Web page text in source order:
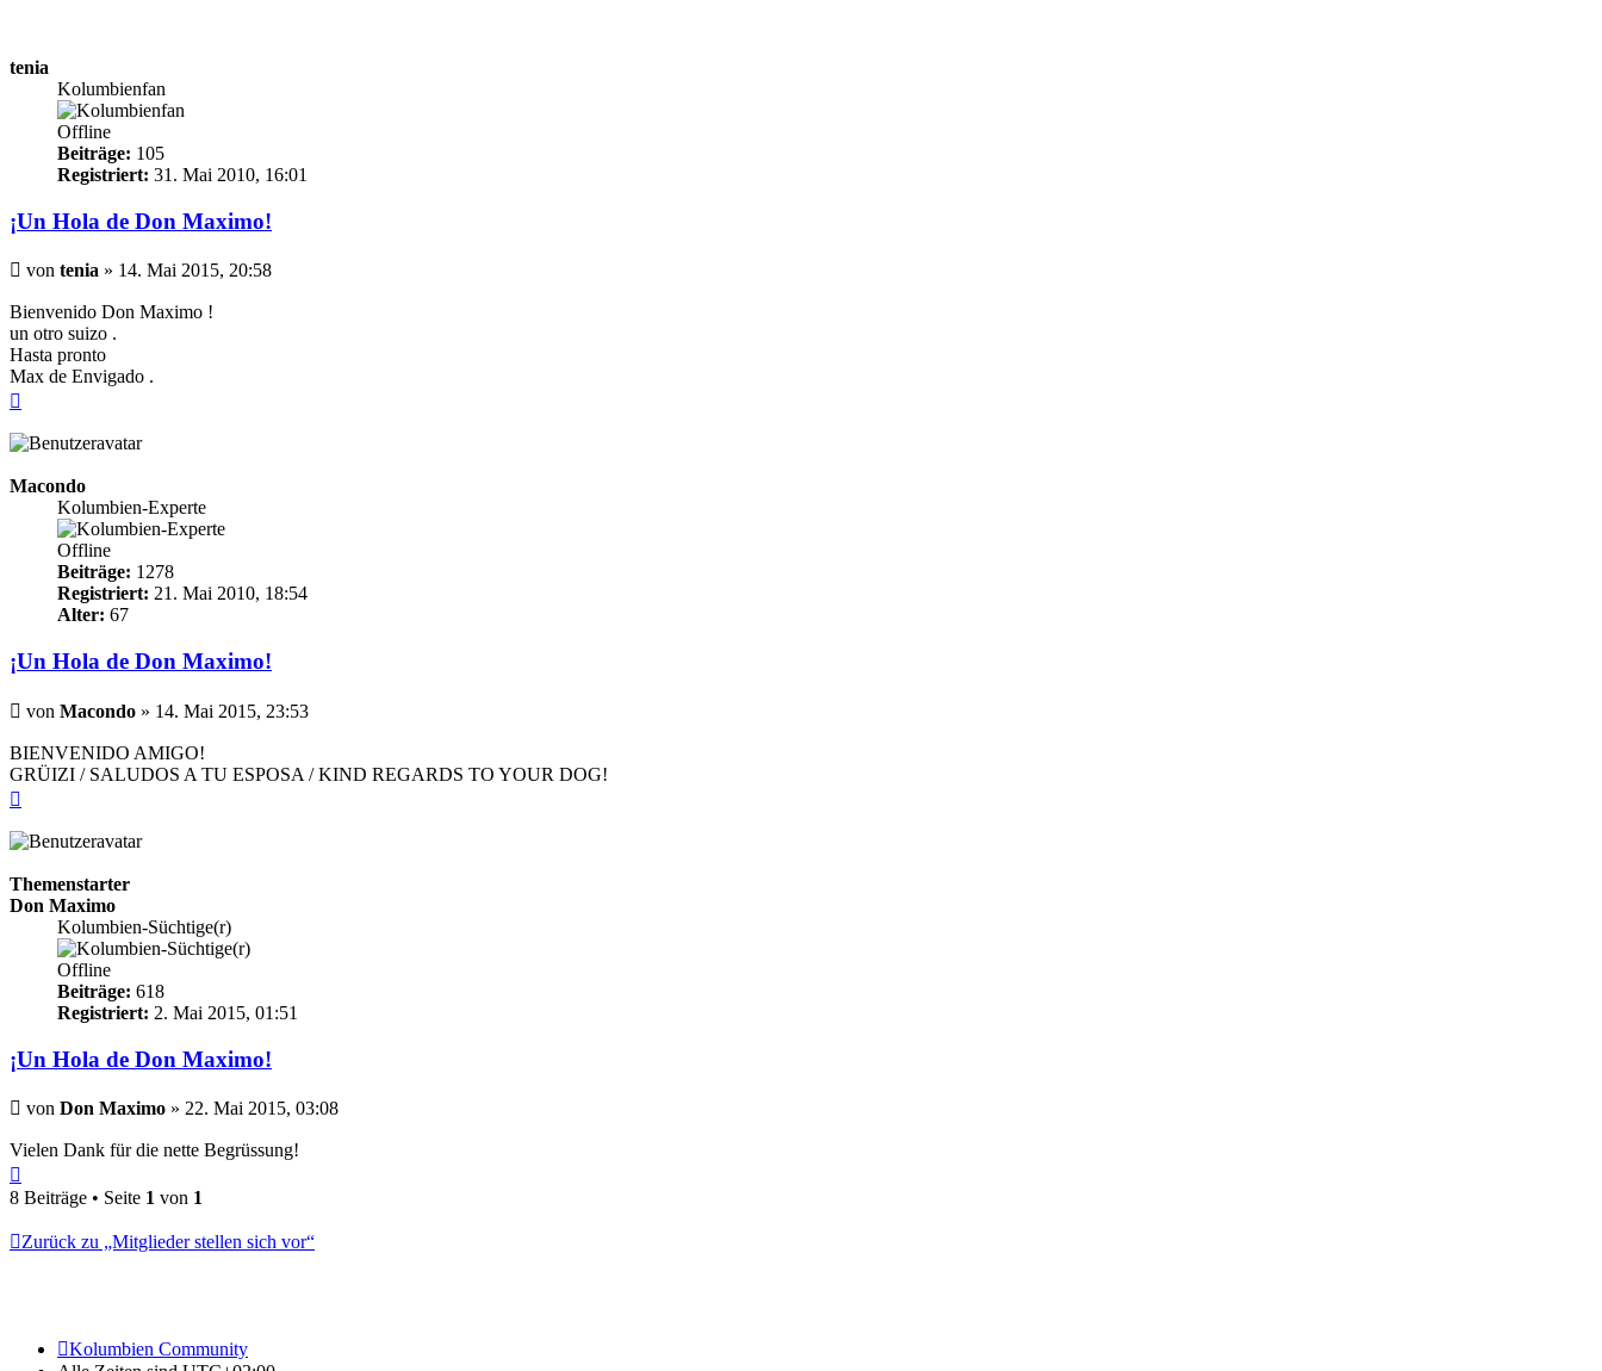
tenia
Kolumbienfan
Offline
Beiträge: 105
Registriert: 31. Mai 2010, 16:01
¡Un Hola de Don Maximo!
Beitrag
von tenia » 14. Mai 2015, 20:58
Bienvenido Don Maximo !
un otro suizo .
Hasta pronto
Max de Envigado .
Macondo
Kolumbien-Experte
Offline
Beiträge: 1278
Registriert: 21. Mai 2010, 18:54
Alter: 67
¡Un Hola de Don Maximo!
Beitrag
von Macondo » 14. Mai 2015, 23:53
BIENVENIDO AMIGO!
GRÜIZI / SALUDOS A TU ESPOSA / KIND REGARDS TO YOUR DOG!
Themenstarter
Don Maximo
Kolumbien-Süchtige(r)
Offline
Beiträge: 618
Registriert: 2. Mai 2015, 01:51
¡Un Hola de Don Maximo!
Beitrag
von Don Maximo » 22. Mai 2015, 03:08
Vielen Dank für die nette Begrüssung!
oben
8 Beiträge • Seite 1 von 1
Zurück zu „Mitglieder stellen sich vor“
Kolumbien Community